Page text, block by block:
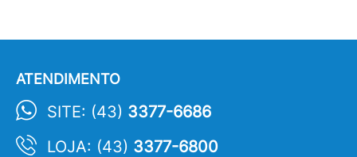
ATENDIMENTO
SITE: (43) 3377-6686
LOJA: (43) 3377-6800